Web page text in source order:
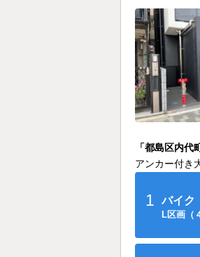
「都島区内代
アンカー付き
1 バイク
L区画（